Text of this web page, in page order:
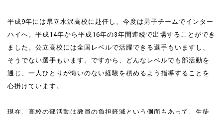
平成9年には県立水沢高校に赴任し、今度は男子チームでインター
ハイへ。平成14年から平成16年の3年間連続で出場することができ
ました。公立高校には全国レベルで活躍できる選手もいますし、
そうでない選手もいます。ですから、どんなレベルでも部活動を
通じ、一人ひとりが悔いのない経験を積めるよう指導することを
心掛けています。
現在、高校の部活動は教員の負担軽減という側面もあって、生徒